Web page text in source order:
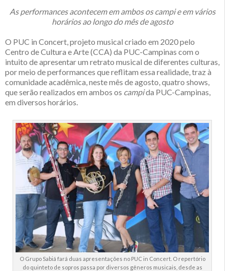
As performances acontecem em ambos os campi e em vários
horários ao longo do mês de agosto
O PUC in Concert, projeto musical criado em 2020 pelo
Centro de Cultura e Arte (CCA) da PUC-Campinas com o
intuito de apresentar um retrato musical de diferentes culturas,
por meio de performances que reflitam essa realidade, traz à
comunidade acadêmica, neste mês de agosto, quatro shows,
que serão realizados em ambos os campida PUC-Campinas,
em diversos horários.
O Grupo Sabiá fará duas apresentações no PUC in Concert. O repertório
do quinteto de sopros passa por diversos gêneros musicais, desde as